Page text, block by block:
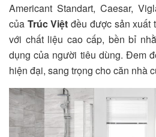
Americant Standart, Caesar,
của Trúc Việt đều được sản xuất
với chất liệu cao cấp, bền bỉ
dụng của người tiêu dùng. Đem
hiện đại, sang trọng cho căn nhà